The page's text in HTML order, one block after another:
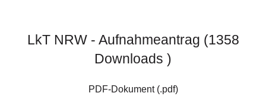
LkT NRW - Aufnahmeantrag (1358
Downloads )
PDF-Dokument (.pdf)